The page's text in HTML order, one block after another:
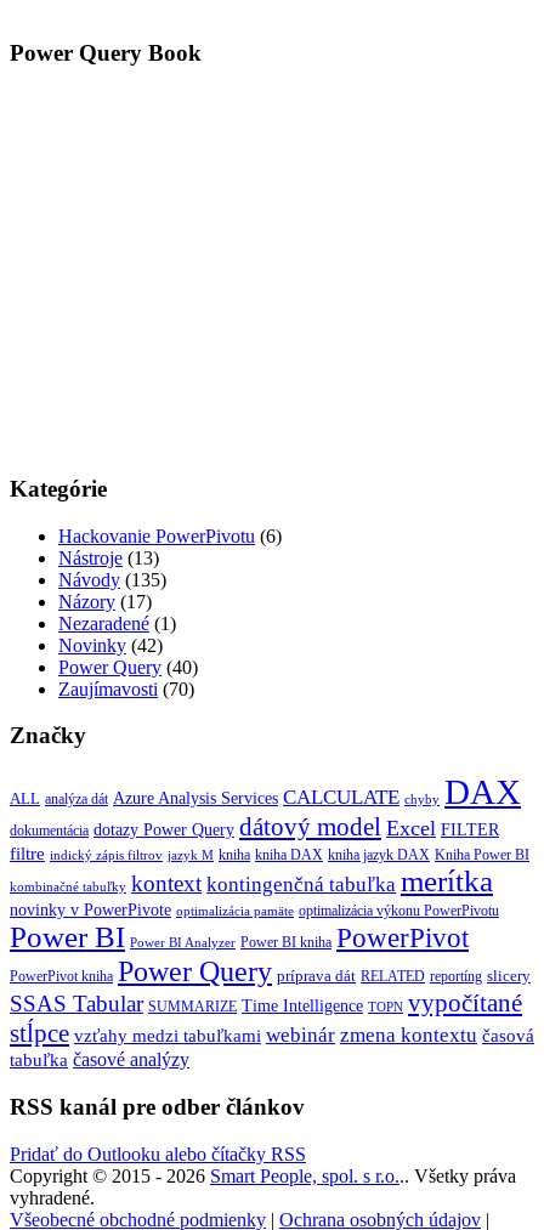
Power Query Book
Kategórie
Hackovanie PowerPivotu (6)
Nástroje (13)
Návody (135)
Názory (17)
Nezaradené (1)
Novinky (42)
Power Query (40)
Zaujímavosti (70)
Značky
ALL analýza dát Azure Analysis Services CALCULATE chyby DAX
dokumentácia dotazy Power Query dátový model Excel FILTER
filtre indický zápis filtrov jazyk M kniha kniha DAX kniha jazyk DAX Kniha Power BI
kombinačné tabuľky kontext kontingenčná tabuľka merítka
novinky v PowerPivote optimalizácia pamäte optimalizácia výkonu PowerPivotu
Power BI Power BI Analyzer Power BI kniha PowerPivot
PowerPivot kniha Power Query príprava dát RELATED reportíng slicery
SSAS Tabular SUMMARIZE Time Intelligence TOPN vypočítané
stĺpce vzťahy medzi tabuľkami webinár zmena kontextu časová
tabuľka časové analýzy
RSS kanál pre odber článkov
Pridať do Outlooku alebo čítačky RSS
Copyright © 2015 - 2026 Smart People, spol. s r.o... Všetky práva
vyhradené.
Všeobecné obchodné podmienky | Ochrana osobných údajov |